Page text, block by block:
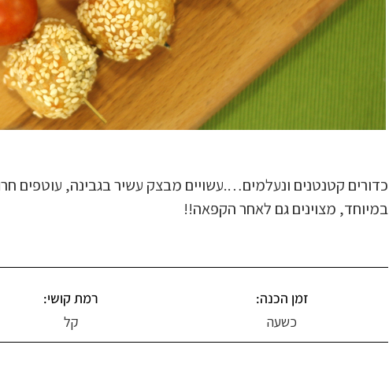
כדורים קטנטנים ונעלמים….עשויים מבצק עשיר בגבינה, עוטפים
במיוחד, מצוינים גם לאחר הקפאה!!
זמן הכנה:
כשעה
רמת קושי:
קל